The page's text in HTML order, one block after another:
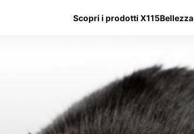
Scopri i prodotti X115Bellezza